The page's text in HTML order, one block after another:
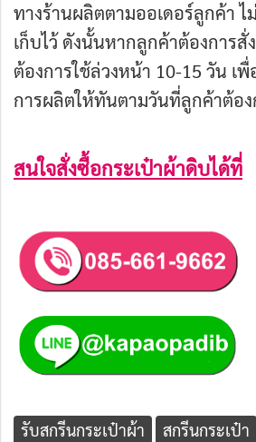
ทางร้านผลิตตามออเดอร์ลูกค้า
เก็บไว้ ดังนั้นหากลูกค้าต้องการ
ต้องการใช้ล่วงหน้า 10-15 วัน เพื่
การผลิตให้ทันตามวันที่ลูกค้าต้อง
สนใจสั่งซื้อกระเป๋าผ้าดิบได้ที่
รับสกรีนกระเป๋าผ้า
สกรีนกระเป๋า